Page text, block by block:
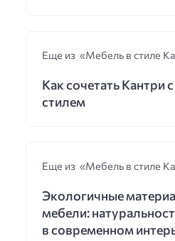
Еще из «Мебель в стиле
Как сочетать Кантри
стилем
Еще из «Мебель в стиле
Экологичные
мебели:
в современном